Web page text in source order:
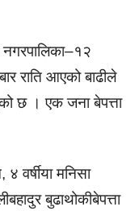
राति आएको बाढीले
छ । एक जना बेपत्ता
४ वर्षीया मनिसा
बुढाथोकीबेपत्ता